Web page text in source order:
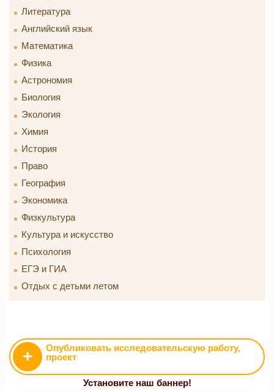
Литература
Английский язык
Математика
Физика
Астрономия
Биология
Экология
Химия
История
Право
География
Экономика
Физкультура
Культура и искусство
Психология
ЕГЭ и ГИА
Отдых с детьми летом
+
Опубликовать исследовательскую работу,
проект
Установите наш баннер!